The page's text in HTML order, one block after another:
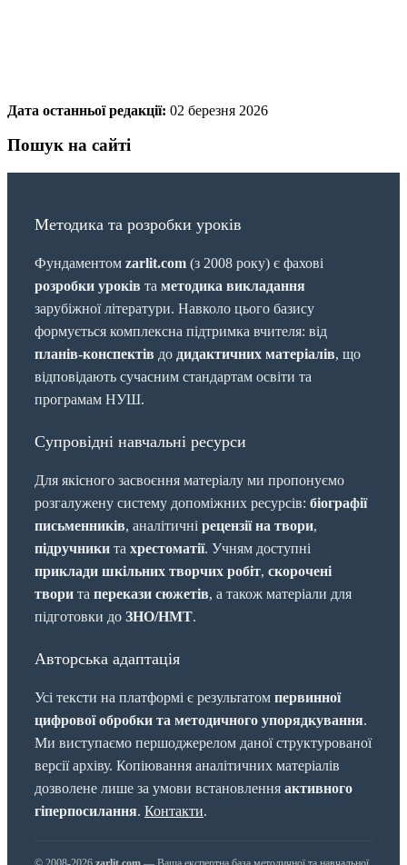
Дата останньої редакції: 02 березня 2026
Пошук на сайті
Методика та розробки уроків
Фундаментом zarlit.com (з 2008 року) є фахові
розробки уроків та методика викладання
зарубіжної літератури. Навколо цього базису
формується комплексна підтримка вчителя: від
планів-конспектів до дидактичних матеріалів, що
відповідають сучасним стандартам освіти та
програмам НУШ.
Супровідні навчальні ресурси
Для якісного засвоєння матеріалу ми пропонуємо
розгалужену систему допоміжних ресурсів: біографії
письменників, аналітичні рецензії на твори,
підручники та хрестоматії. Учням доступні
приклади шкільних творчих робіт, скорочені
твори та перекази сюжетів, а також матеріали для
підготовки до ЗНО/НМТ.
Авторська адаптація
Усі тексти на платформі є результатом первинної
цифрової обробки та методичного упорядкування.
Ми виступаємо першоджерелом даної структурованої
версії архіву. Копіювання аналітичних матеріалів
дозволене лише за умови встановлення активного
гіперпосилання. Контакти.